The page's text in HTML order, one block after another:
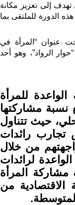
تهدف إلى تعزيز مكانة
الدورة للملتقى بما
عنوان “المرأة في
الرواد”، وهو أحد
للمرأة
2030، بهدف رفع نسبة مشاركتها
حيث تتناول
تجارب رائدات
من خلال
لرائدات
2030، ورفع نسبة مشاركة المرأة
الاقتصادية من